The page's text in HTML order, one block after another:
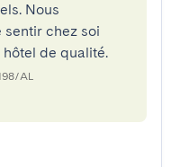
Nous
chez soi
de qualité.
AL